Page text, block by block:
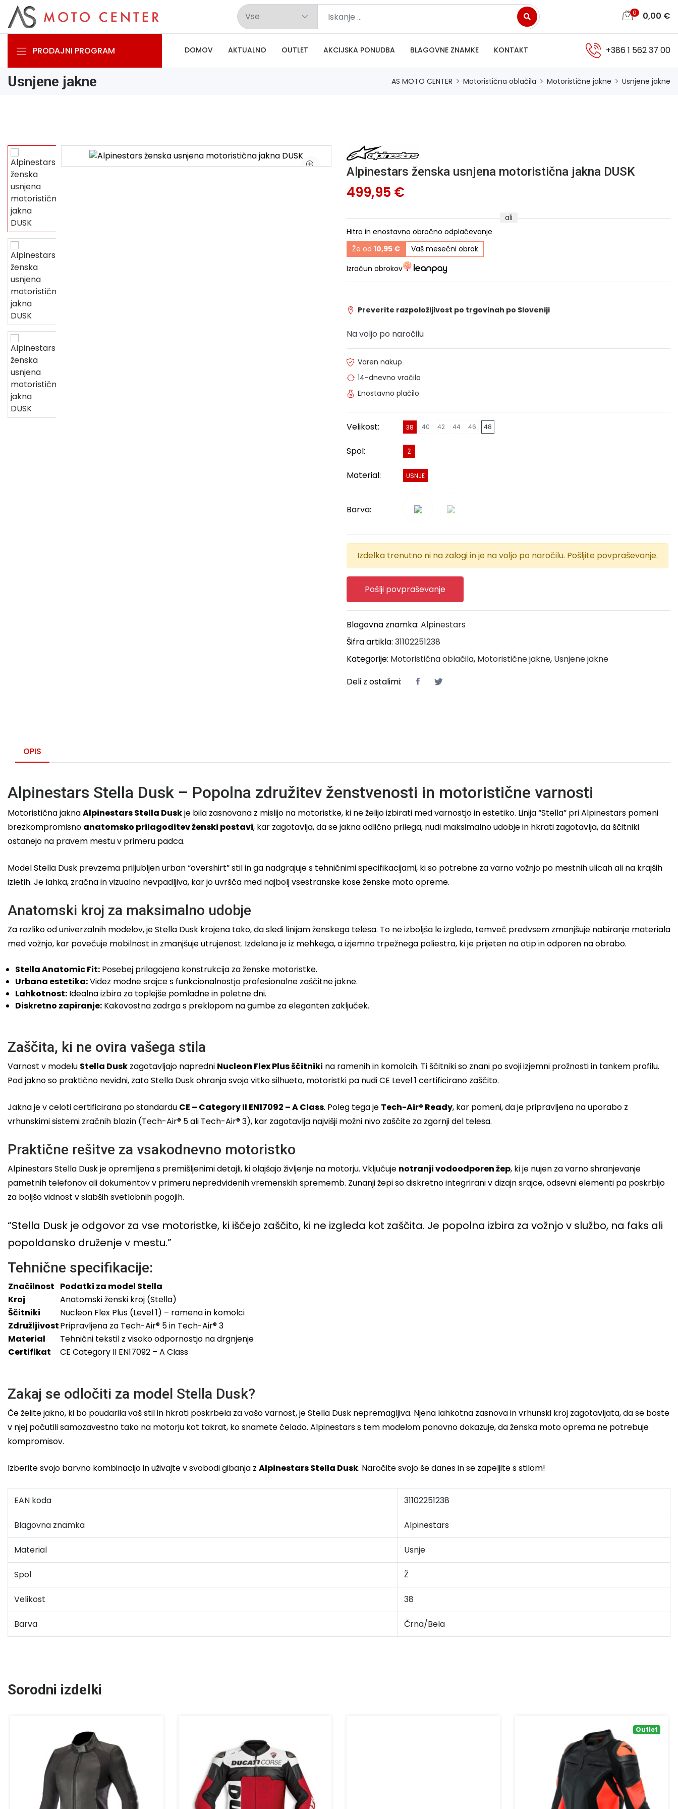
0 0,00 €
PRODAJNI PROGRAM DOMOV AKTUALNO OUTLET AKCIJSKA PONUDBA BLAGOVNE ZNAMKE KONTAKT +386 1 562 37 00
Usnjene jakne AS MOTO CENTER Motoristična oblačila Motoristične jakne Usnjene jakne
Alpinestars ženska usnjena motoristična jakna DUSK
499,95 €
ali
Hitro in enostavno obročno odplačevanje
Že od 10,95 €
Vaš mesečni obrok
Izračun obrokov
Preverite razpoložljivost po trgovinah po Sloveniji
Na voljo po naročilu
Varen nakup
14-dnevno vračilo
Enostavno plačilo
Velikost: 38 40 42 44 46 48
Spol: Ž
Material: USNJE
Barva:
Izdelka trenutno ni na zalogi in je na voljo po naročilu. Pošljite povpraševanje.
Pošlji povpraševanje
Blagovna znamka: Alpinestars
Šifra artikla: 31102251238
Kategorije: Motoristična oblačila, Motoristične jakne, Usnjene jakne
Deli z ostalimi:
OPIS
Alpinestars Stella Dusk – Popolna združitev ženstvenosti in motoristične varnosti
Motoristična jaknaAlpinestars Stella Duskje bila zasnovana z mislijo na motoristke, ki ne želijo izbirati med varnostjo in estetiko. Linija “Stella” pri Alpinestars pomeni
brezkompromisno anatomsko prilagoditev ženski postavi, kar zagotavlja, da se jakna odlično prilega, nudi maksimalno udobje in hkrati zagotavlja, da ščitniki
ostanejo na pravem mestu v primeru padca.
Model Stella Dusk prevzema priljubljen urban “overshirt” stil in ga nadgrajuje s tehničnimi specifikacijami, ki so potrebne za varno vožnjo po mestnih ulicah ali na krajših
izletih. Je lahka, zračna in vizualno nevpadljiva, kar jo uvršča med najbolj vsestranske kose ženske moto opreme.
Anatomski kroj za maksimalno udobje
Za razliko od univerzalnih modelov, je Stella Dusk krojena tako, da sledi linijam ženskega telesa. To ne izboljša le izgleda, temveč predvsem zmanjšuje nabiranje materiala
med vožnjo, kar povečuje mobilnost in zmanjšuje utrujenost. Izdelana je iz mehkega, a izjemno trpežnega poliestra, ki je prijeten na otip in odporen na obrabo.
Stella Anatomic Fit: Posebej prilagojena konstrukcija za ženske motoristke.
Urbana estetika:Videz modne srajce s funkcionalnostjo profesionalne zaščitne jakne.
Lahkotnost: Idealna izbira za toplejše pomladne in poletne dni.
Diskretno zapiranje: Kakovostna zadrga s preklopom na gumbe za eleganten zaključek.
Zaščita, ki ne ovira vašega stila
Varnost v modelu Stella Dusk zagotavljajo napredni Nucleon Flex Plus ščitniki na ramenih in komolcih. Ti ščitniki so znani po svoji izjemni prožnosti in tankem profilu.
Pod jakno so praktično nevidni, zato Stella Dusk ohranja svojo vitko silhueto, motoristki pa nudi CE Level 1 certificirano zaščito.
Jakna je v celoti certificirana po standardu CE – Category II EN17092 – A Class. Poleg tega je Tech-Air® Ready, kar pomeni, da je pripravljena na uporabo z
vrhunskimi sistemi zračnih blazin (Tech-Air® 5 ali Tech-Air® 3), kar zagotavlja najvišji možni nivo zaščite za zgornji del telesa.
Praktične rešitve za vsakodnevno motoristko
Alpinestars Stella Dusk je opremljena s premišljenimi detajli, ki olajšajo življenje na motorju. Vključuje notranji vodoodporen žep, ki je nujen za varno shranjevanje
pametnih telefonov ali dokumentov v primeru nepredvidenih vremenskih sprememb. Zunanji žepi so diskretno integrirani v dizajn srajce, odsevni elementi pa poskrbijo
za boljšo vidnost v slabših svetlobnih pogojih.
“Stella Dusk je odgovor za vse motoristke, ki iščejo zaščito, ki ne izgleda kot zaščita. Je popolna izbira za vožnjo v službo, na faks ali
popoldansko druženje v mestu.”
Tehnične specifikacije:
Značilnost Podatki za model Stella
Kroj
Anatomski ženski kroj (Stella)
Ščitniki
Nucleon Flex Plus (Level 1) – ramena in komolci
ZdružljivostPripravljena za Tech-Air® 5 in Tech-Air® 3
Material
Tehnični tekstil z visoko odpornostjo na drgnjenje
Certifikat
CE Category II EN17092 – A Class
Zakaj se odločiti za model Stella Dusk?
Če želite jakno, ki bo poudarila vaš stil in hkrati poskrbela za vašo varnost, je Stella Dusk nepremagljiva. Njena lahkotna zasnova in vrhunski kroj zagotavljata, da se boste
v njej počutili samozavestno tako na motorju kot takrat, ko snamete čelado. Alpinestars s tem modelom ponovno dokazuje, da ženska moto oprema ne potrebuje
kompromisov.
Izberite svojo barvno kombinacijo in uživajte v svobodi gibanja z Alpinestars Stella Dusk. Naročite svojo še danes in se zapeljite s stilom!
EAN koda 31102251238
Blagovna znamka Alpinestars
Material Usnje
Spol Ž
Velikost 38
Barva Črna/Bela
Sorodni izdelki
Outlet